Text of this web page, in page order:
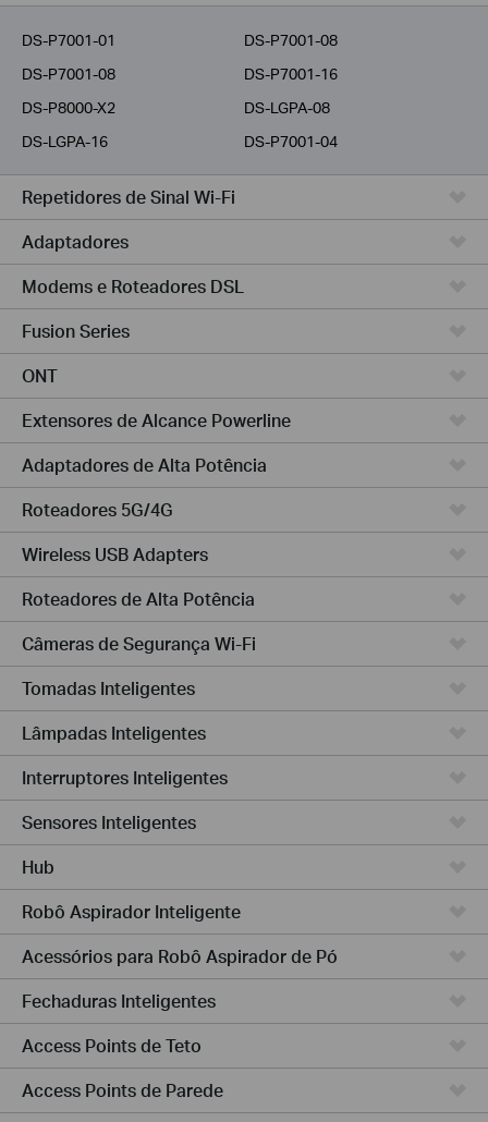
Provedores
DS-P7001-01
DS-P7001-08
DS-P7001-08
DS-P7001-16
DS-P8000-X2
DS-LGPA-08
DS-LGPA-16
DS-P7001-04
Repetidores de Sinal Wi-Fi
Adaptadores
Modems e Roteadores DSL
Fusion Series
ONT
Extensores de Alcance Powerline
Adaptadores de Alta Potência
Roteadores 5G/4G
Wireless USB Adapters
Roteadores de Alta Potência
Câmeras de Segurança Wi-Fi
Tomadas Inteligentes
Lâmpadas Inteligentes
Interruptores Inteligentes
Sensores Inteligentes
Hub
Robô Aspirador Inteligente
Acessórios para Robô Aspirador de Pó
Fechaduras Inteligentes
Access Points de Teto
Access Points de Parede